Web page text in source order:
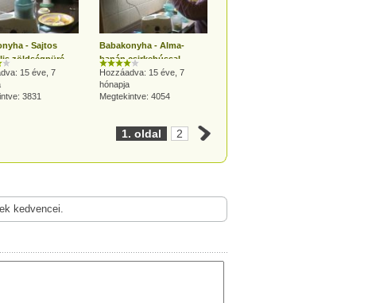
- Sajtos
zöldségpüré
15 éve, 7
3831
Babakonyha - Alma-
banán csirkehússal
egyszerűen
Hozzáadva: 15 éve, 7
hónapja
Megtekintve: 4054
1. oldal 2
kedvencei.